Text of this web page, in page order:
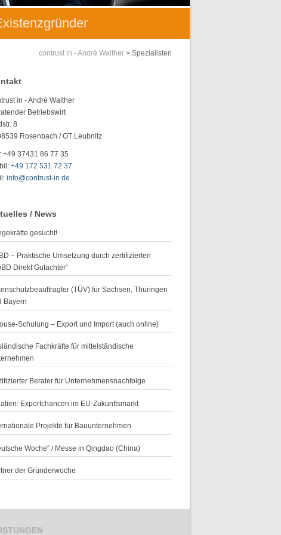
contrust in - André Walther > Spezialisten
in - André Walther
Betriebswirt
8
Rosenbach / OT Leubnitz
+49 37431 86 77 35
+49 172 531 72 37
info@contrust-in.de
/ News
gesucht!
– Praktische Umsetzung durch zertifizierten
Direkt Gutachter“
(TÜV) für Sachsen, Thüringen
Bayern
Schulung – Export und Import (auch online)
Fachkräfte für mittelständische
Berater für Unternehmensnachfolge
Exportchancen im EU-Zukunftsmarkt
Projekte für Bauunternehmen
Woche“ / Messe in Qingdao (China)
der Gründerwoche